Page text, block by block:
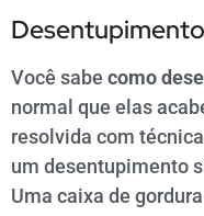
Você sabe como
normal que elas
resolvida com
um desentupimento
Uma caixa de